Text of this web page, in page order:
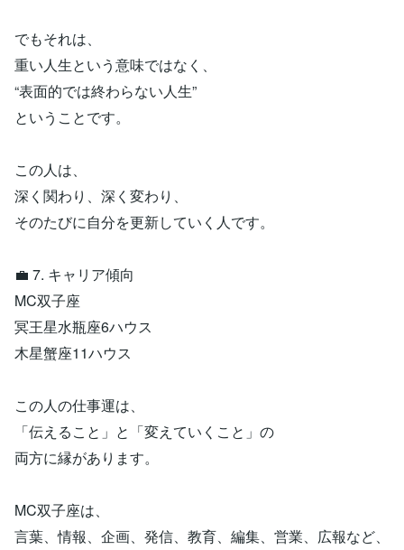
でもそれは、
重い人生という意味ではなく、
“表面的では終わらない人生”
ということです。
この人は、
深く関わり、深く変わり、
そのたびに自分を更新していく人です。
💼 7. キャリア傾向
MC双子座
冥王星水瓶座6ハウス
木星蟹座11ハウス
この人の仕事運は、
「伝えること」と「変えていくこと」の
両方に縁があります。
MC双子座は、
言葉、情報、企画、発信、教育、編集、営業、広報など、